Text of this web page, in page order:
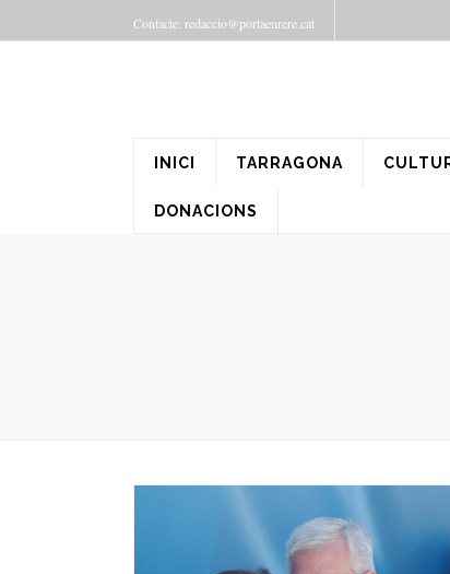
Contacte: redaccio@portaenrere.cat
INICI TARRAGONA
DONACIONS